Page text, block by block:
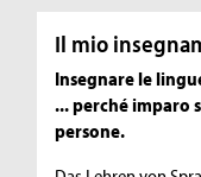
Il mio
Insegnare le
... perché imparo
persone.